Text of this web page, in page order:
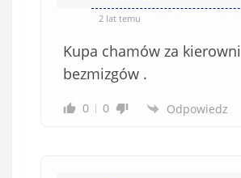
2 lat temu
Kupa chamów za
bezmizgów .
0 0 Odpowiedz